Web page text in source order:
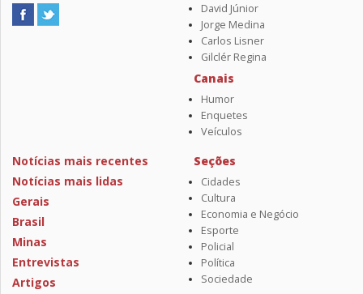
David Júnior
Jorge Medina
Carlos Lisner
Gilclér Regina
Canais
Humor
Enquetes
Veículos
Notícias mais recentes
Notícias mais lidas
Gerais
Brasil
Minas
Entrevistas
Artigos
Seções
Cidades
Cultura
Economia e Negócio
Esporte
Policial
Política
Sociedade